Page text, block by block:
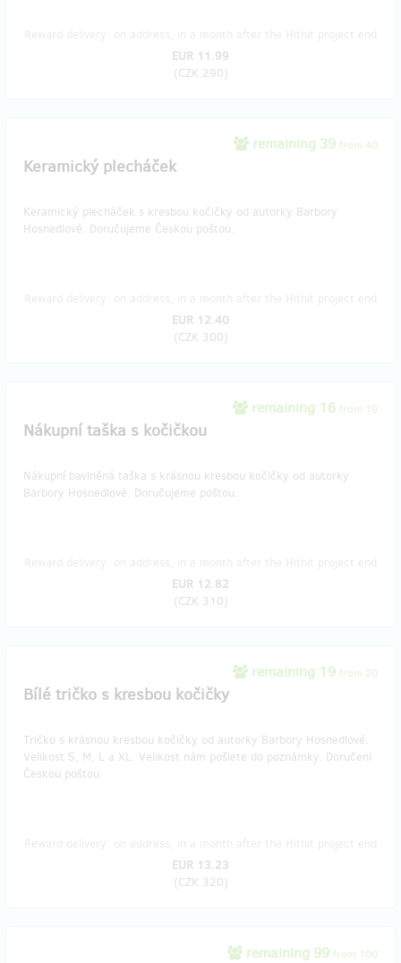
EUR 11.99
(CZK 290)
remaining 39 from 40
Keramický plecháček
Keramický plecháček s kresbou kočičky od autorky Barbory
Hosnedlové. Doručujeme Českou poštou.
EUR 12.40
(CZK 300)
remaining 16 from 19
Nákupní taška s kočičkou
Nákupní bavlněná taška s krásnou kresbou kočičky od autorky
Barbory Hosnedlové. Doručujeme poštou.
EUR 12.82
(CZK 310)
remaining 19 from 20
Bílé tričko s kresbou kočičky
Tričko s krásnou kresbou kočičky od autorky Barbory Hosnedlové.
Velikost S, M, L a XL. Velikost nám pošlete do poznámky. Doručení
Českou poštou.
EUR 13.23
(CZK 320)
remaining 99 from 100